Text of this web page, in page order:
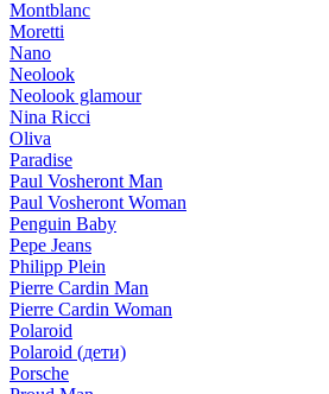
Montblanc
Moretti
Nano
Neolook
Neolook glamour
Nina Ricci
Oliva
Paradise
Paul Vosheront Man
Paul Vosheront Woman
Penguin Baby
Pepe Jeans
Philipp Plein
Pierre Cardin Man
Pierre Cardin Woman
Polaroid
Polaroid (дети)
Porsche